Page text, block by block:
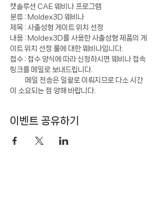
캣솔루션 CAE 웨비나 프로그램
분류 : Moldex3D 웨비나
제목 : 사출성형 게이트 위치 선정
내용 : Moldex3D를 사용한 사출성형 제품의 게
이트 위치 선정 룰에 대한 웨비나입니다.
접수 : 접수 양식에 따라 신청하시면 웨비나 접속
링크를 메일로 보내드립니다.
메일 전송은 일괄로 이뤄지므로 다소 시간
이 소요되는 점 양해 바랍니다.
이벤트 공유하기